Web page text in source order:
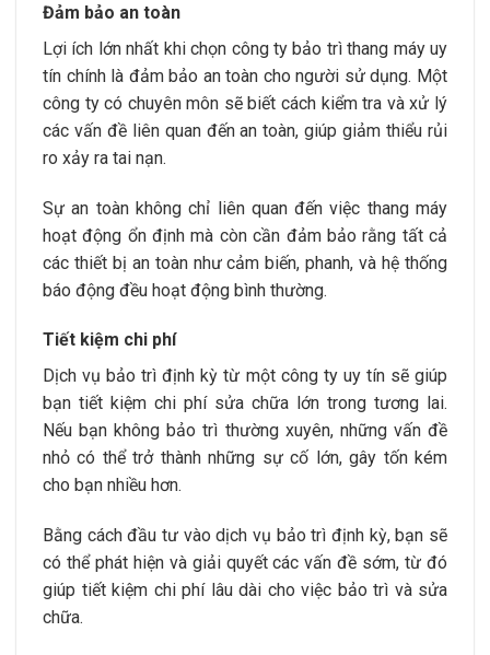
Đảm bảo an toàn
Lợi ích lớn nhất khi chọn công ty bảo trì thang máy uy
tín chính là đảm bảo an toàn cho người sử dụng. Một
công ty có chuyên môn sẽ biết cách kiểm tra và xử lý
các vấn đề liên quan đến an toàn, giúp giảm thiểu rủi
ro xảy ra tai nạn.
Sự an toàn không chỉ liên quan đến việc thang máy
hoạt động ổn định mà còn cần đảm bảo rằng tất cả
các thiết bị an toàn như cảm biến, phanh, và hệ thống
báo động đều hoạt động bình thường.
Tiết kiệm chi phí
Dịch vụ bảo trì định kỳ từ một công ty uy tín sẽ giúp
bạn tiết kiệm chi phí sửa chữa lớn trong tương lai.
Nếu bạn không bảo trì thường xuyên, những vấn đề
nhỏ có thể trở thành những sự cố lớn, gây tốn kém
cho bạn nhiều hơn.
Bằng cách đầu tư vào dịch vụ bảo trì định kỳ, bạn sẽ
có thể phát hiện và giải quyết các vấn đề sớm, từ đó
giúp tiết kiệm chi phí lâu dài cho việc bảo trì và sửa
chữa.